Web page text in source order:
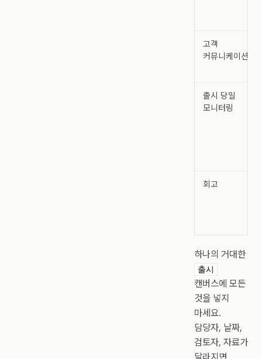
고객
커뮤니케이션
출시 당일
모니터링
회고
하나의 거대한
출시
캔버스에 모든
것을 넣지
마세요.
담당자, 날짜,
검토자, 자료가